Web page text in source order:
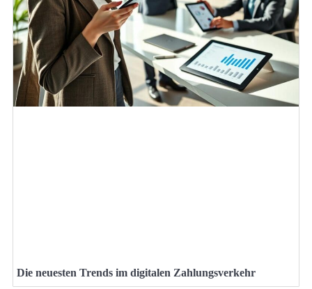
Die neuesten Trends im digitalen Zahlungsverkehr